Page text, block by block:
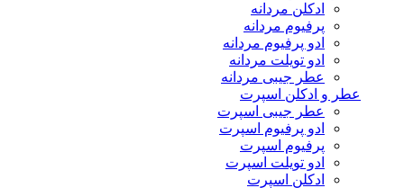
ادکلن مردانه
پرفیوم مردانه
ادو پرفیوم مردانه
ادو تویلت مردانه
عطر جیبی مردانه
عطر و ادکلن اسپرت
عطر جیبی اسپرت
ادو پرفیوم اسپرت
پرفیوم اسپرت
ادو تویلت اسپرت
ادکلن اسپرت